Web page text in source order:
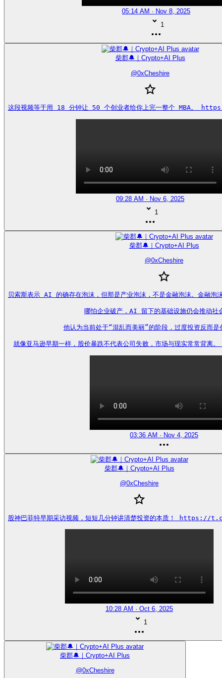
05:14 AM · Nov 8, 2025
1
柴郡🔔｜Crypto+AI Plus
@0xCheshire
这段视频等于用 18 分钟让 50 个创业者给你上完一整个 MBA。
09:28 AM · Nov 6, 2025
1
柴郡🔔｜Crypto+AI Plus
@0xCheshire
贝索斯表示 AI 的确存在泡沫，但那是产业泡沫，不是金融泡沫。金融泡
哪怕企业破产，AI 留下的基础设施仍会推动社
他认为当前处于“混乱而美丽”的阶段，过度投资反而是
就像亚马逊早期一样，股价暴跌不代表公司失败，市场与现实常常
03:36 AM · Nov 4, 2025
柴郡🔔｜Crypto+AI Plus
@0xCheshire
股神巴菲特早期采访视频，短短几分钟讲清楚投资的本质！ https://
10:28 AM · Oct 6, 2025
1
柴郡🔔｜Crypto+AI Plus
@0xCheshire